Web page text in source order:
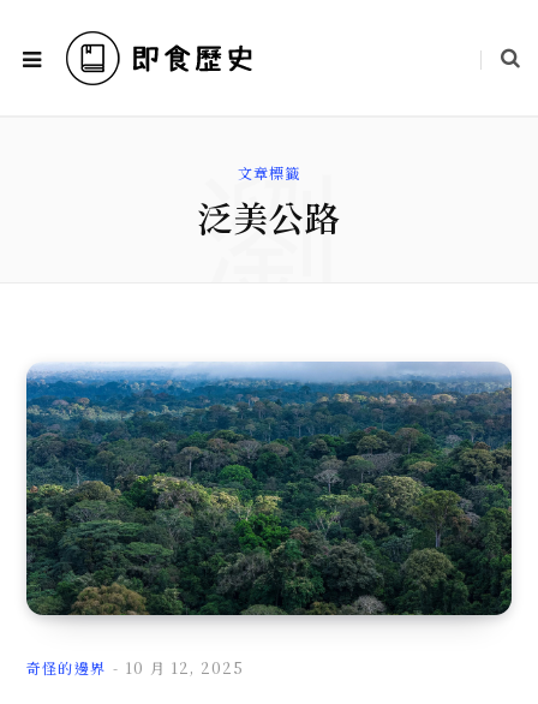
文章標籤
泛美公路
瀏
覽
奇怪的邊界 10 月 12, 2025